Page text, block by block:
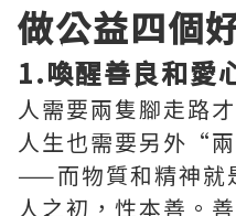
做公益四個
1.喚醒善良和愛
人需要兩隻腳走路
人生也需要另外“
——而物質和精神就
人之初，性本善。